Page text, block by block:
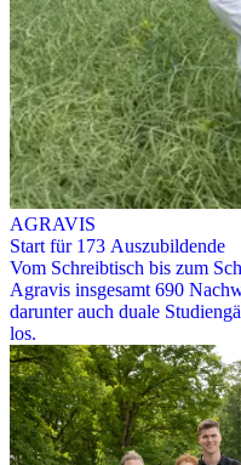
AGRAVIS
Start für 173 Auszubildende
Vom Schreibtisch bis zum
Agravis insgesamt 690
darunter auch duale
los.